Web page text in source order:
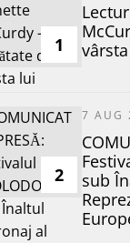
1
2
7 AUG
sub